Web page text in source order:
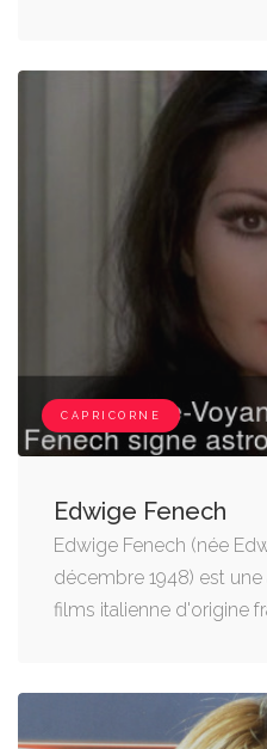
CAPRICORNE
Edwige Fenech
Edwige Fenech (née
décembre 1948) est
films italienne d'origine